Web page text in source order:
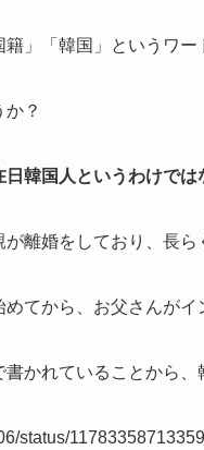
」「韓国」というワー
？
日韓国人というわけでは
離婚をしており、長ら
てから、お父さんがイ
かれていることから、
status/